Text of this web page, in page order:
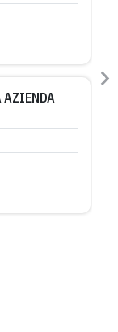
AZIENDA